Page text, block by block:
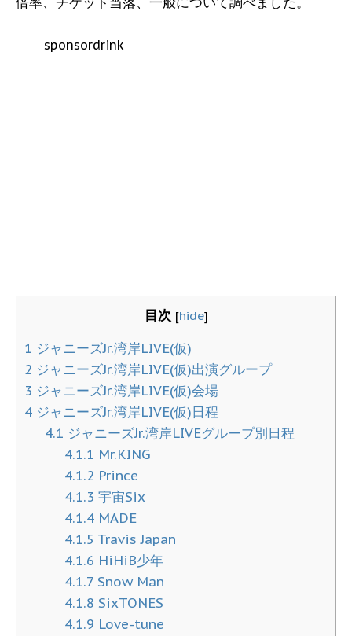
sponsordrink
目次 [hide]
1 ジャニーズJr.湾岸LIVE(仮)
2 ジャニーズJr.湾岸LIVE(仮)出演グループ
3 ジャニーズJr.湾岸LIVE(仮)会場
4 ジャニーズJr.湾岸LIVE(仮)日程
4.1 ジャニーズJr.湾岸LIVEグループ別日程
4.1.1 Mr.KING
4.1.2 Prince
4.1.3 宇宙Six
4.1.4 MADE
4.1.5 Travis Japan
4.1.6 HiHiB少年
4.1.7 Snow Man
4.1.8 SixTONES
4.1.9 Love-tune